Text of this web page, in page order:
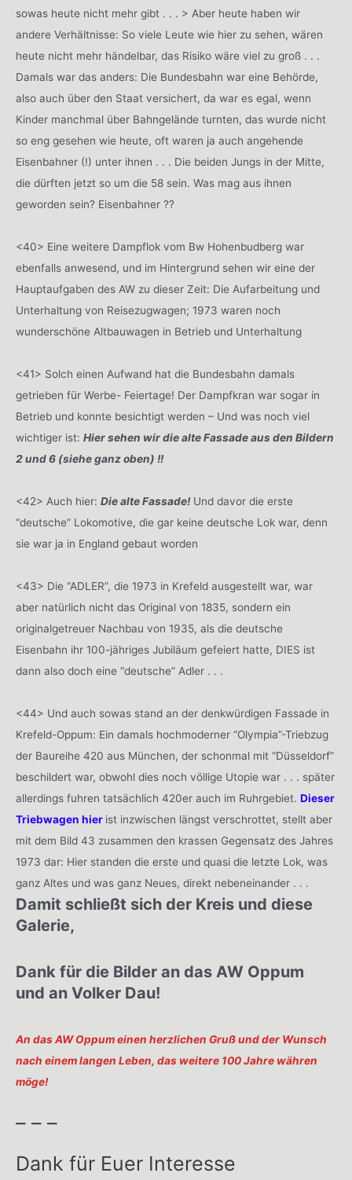
sowas heute nicht mehr gibt . . . > Aber heute haben wir
andere Verhältnisse: So viele Leute wie hier zu sehen, wären
heute nicht mehr händelbar, das Risiko wäre viel zu groß . . .
Damals war das anders: Die Bundesbahn war eine Behörde,
also auch über den Staat versichert, da war es egal, wenn
Kinder manchmal über Bahngelände turnten, das wurde nicht
so eng gesehen wie heute, oft waren ja auch angehende
Eisenbahner (!) unter ihnen . . . Die beiden Jungs in der Mitte,
die dürften jetzt so um die 58 sein. Was mag aus ihnen
geworden sein? Eisenbahner ??
<40> Eine weitere Dampflok vom Bw Hohenbudberg war
ebenfalls anwesend, und im Hintergrund sehen wir eine der
Hauptaufgaben des AW zu dieser Zeit: Die Aufarbeitung und
Unterhaltung von Reisezugwagen; 1973 waren noch
wunderschöne Altbauwagen in Betrieb und Unterhaltung
<41> Solch einen Aufwand hat die Bundesbahn damals
getrieben für Werbe- Feiertage! Der Dampfkran war sogar in
Betrieb und konnte besichtigt werden – Und was noch viel
wichtiger ist: Hier sehen wir die alte Fassade aus den Bildern
2 und 6 (siehe ganz oben) !!
<42> Auch hier: Die alte Fassade!Und davor die erste
“deutsche” Lokomotive, die gar keine deutsche Lok war, denn
sie war ja in England gebaut worden
<43> Die “ADLER”, die 1973 in Krefeld ausgestellt war, war
aber natürlich nicht das Original von 1835, sondern ein
originalgetreuer Nachbau von 1935, als die deutsche
Eisenbahn ihr 100-jähriges Jubiläum gefeiert hatte, DIES ist
dann also doch eine “deutsche” Adler . . .
<44> Und auch sowas stand an der denkwürdigen Fassade in
Krefeld-Oppum: Ein damals hochmoderner “Olympia”-Triebzug
der Baureihe 420 aus München, der schonmal mit “Düsseldorf”
beschildert war, obwohl dies noch völlige Utopie war . . . später
allerdings fuhren tatsächlich 420er auch im Ruhrgebiet. Dieser
Triebwagen hier ist inzwischen längst verschrottet, stellt aber
mit dem Bild 43 zusammen den krassen Gegensatz des Jahres
1973 dar: Hier standen die erste und quasi die letzte Lok, was
ganz Altes und was ganz Neues, direkt nebeneinander . . .
Damit schließt sich der Kreis und diese
Galerie,
Dank für die Bilder an das AW Oppum
und an Volker Dau!
An das AW Oppum einen herzlichen Gruß und der Wunsch
nach einem langen Leben, das weitere 100 Jahre währen
möge!
– – –
Dank für Euer Interesse